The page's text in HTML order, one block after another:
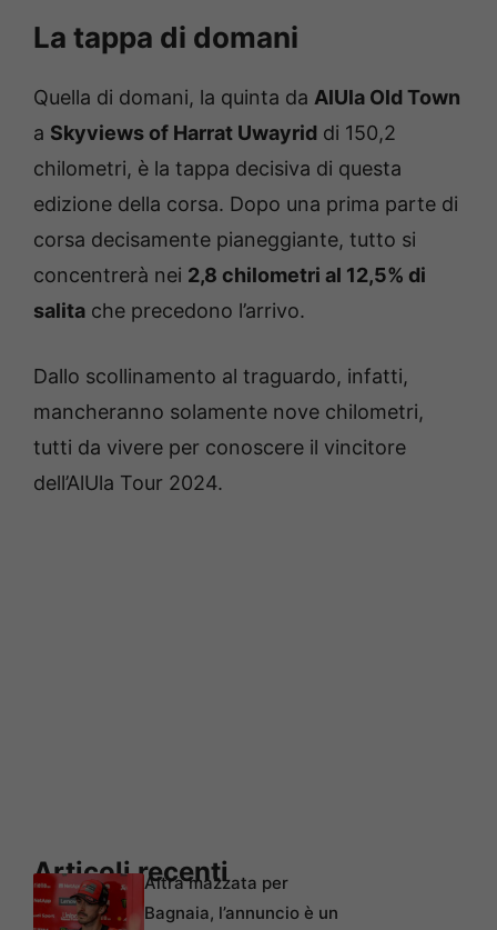
La tappa di domani
Quella di domani, la quinta da AlUla Old Town
a Skyviews of Harrat Uwayrid di 150,2
chilometri, è la tappa decisiva di questa
edizione della corsa. Dopo una prima parte di
corsa decisamente pianeggiante, tutto si
concentrerà nei 2,8 chilometri al 12,5% di
salita che precedono l’arrivo.
Dallo scollinamento al traguardo, infatti,
mancheranno solamente nove chilometri,
tutti da vivere per conoscere il vincitore
dell’AlUla Tour 2024.
Articoli recenti
Altra mazzata per
Bagnaia, l’annuncio è un